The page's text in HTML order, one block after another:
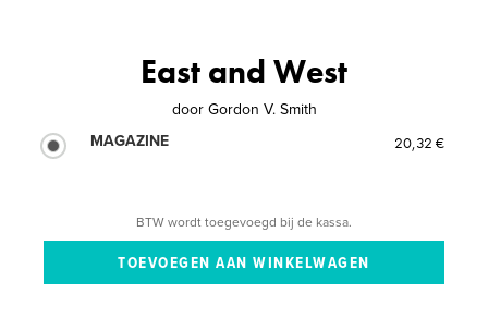
East and West
door Gordon V. Smith
MAGAZINE
20,32 €
BTW wordt toegevoegd bij de kassa.